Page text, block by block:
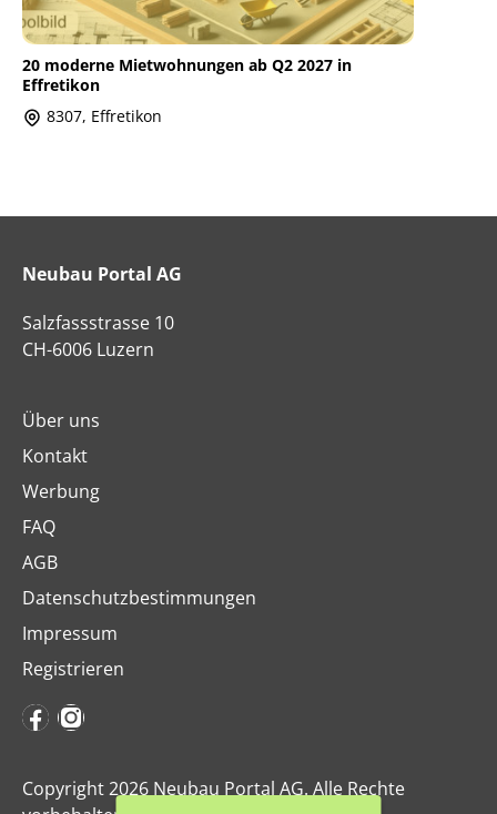
20 moderne Mietwohnungen ab Q2 2027 in
Effretikon
8307, Effretikon
Neubau Portal AG
Salzfassstrasse 10
CH-6006 Luzern
Über uns
Kontakt
Werbung
FAQ
AGB
Datenschutzbestimmungen
Impressum
Registrieren
Copyright 2026 Neubau Portal AG. Alle Rechte